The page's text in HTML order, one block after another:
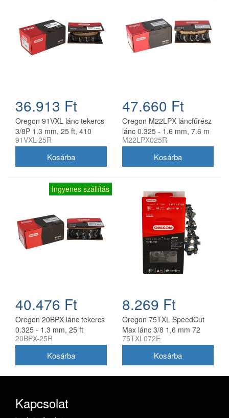
36.913 Ft
Oregon 91VXL lánc tekercs
3/8P 1.3 mm, 25 ft, 410
szem
91VXL-25R
47.660 Ft
Oregon M22LPX láncfűrész
lánc 0.325 - 1.6 mm, 7.6 m
tekercs
M22LPX025R
Ingyenes szállítás
40.476 Ft
Oregon 20BPX lánc tekercs
0.325 - 1.3 mm, 25 ft
20BPX-25R
8.269 Ft
Oregon 75TXL SpeedCut
Max lánc 3/8 1,6 mm 72
szem
75TXL072E
Kapcsolat